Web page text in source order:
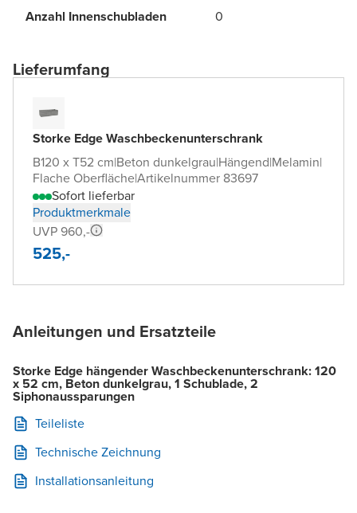
Anzahl Innenschubladen 0
Lieferumfang
Storke Edge Waschbeckenunterschrank
B120 x T52 cm|Beton dunkelgrau|Hängend|Melamin|
Flache Oberfläche|Artikelnummer 83697
Sofort lieferbar
Produktmerkmale
UVP 960,-
525,-
Anleitungen und Ersatzteile
Storke Edge hängender Waschbeckenunterschrank: 120
x 52 cm, Beton dunkelgrau, 1 Schublade, 2
Siphonaussparungen
Teileliste
Technische Zeichnung
Installationsanleitung